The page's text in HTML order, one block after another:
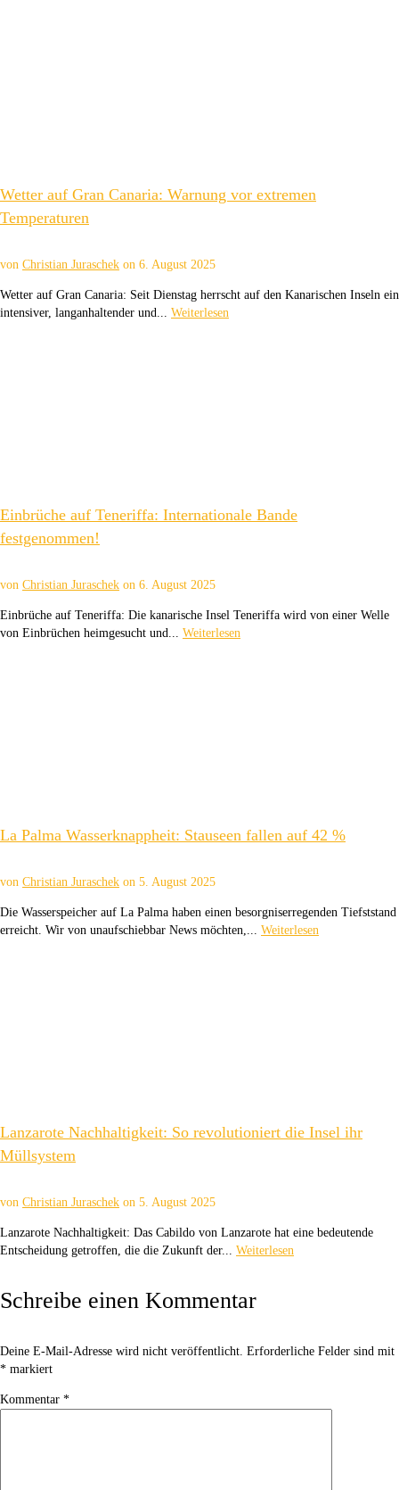
Wetter auf Gran Canaria: Warnung vor extremen
Temperaturen
von Christian Juraschek on 6. August 2025
Wetter auf Gran Canaria: Seit Dienstag herrscht auf den Kanarischen Inseln ein
intensiver, langanhaltender und... Weiterlesen
Einbrüche auf Teneriffa: Internationale Bande
festgenommen!
von Christian Juraschek on 6. August 2025
Einbrüche auf Teneriffa: Die kanarische Insel Teneriffa wird von einer Welle
von Einbrüchen heimgesucht und... Weiterlesen
La Palma Wasserknappheit: Stauseen fallen auf 42 %
von Christian Juraschek on 5. August 2025
Die Wasserspeicher auf La Palma haben einen besorgniserregenden Tiefststand
erreicht. Wir von unaufschiebbar News möchten,... Weiterlesen
Lanzarote Nachhaltigkeit: So revolutioniert die Insel ihr
Müllsystem
von Christian Juraschek on 5. August 2025
Lanzarote Nachhaltigkeit: Das Cabildo von Lanzarote hat eine bedeutende
Entscheidung getroffen, die die Zukunft der... Weiterlesen
Schreibe einen Kommentar
Deine E-Mail-Adresse wird nicht veröffentlicht. Erforderliche Felder sind mit
* markiert
Kommentar *